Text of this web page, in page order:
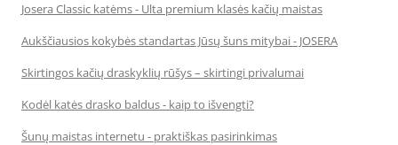
Josera Classic katėms - Ulta premium klasės kačių maistas
Aukščiausios kokybės standartas Jūsų šuns mitybai - JOSERA
Skirtingos kačių draskyklių rūšys – skirtingi privalumai
Kodėl katės drasko baldus - kaip to išvengti?
Šunų maistas internetu - praktiškas pasirinkimas